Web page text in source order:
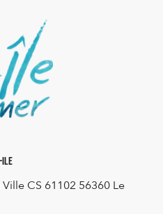
Ile
CS 61102 56360 Le